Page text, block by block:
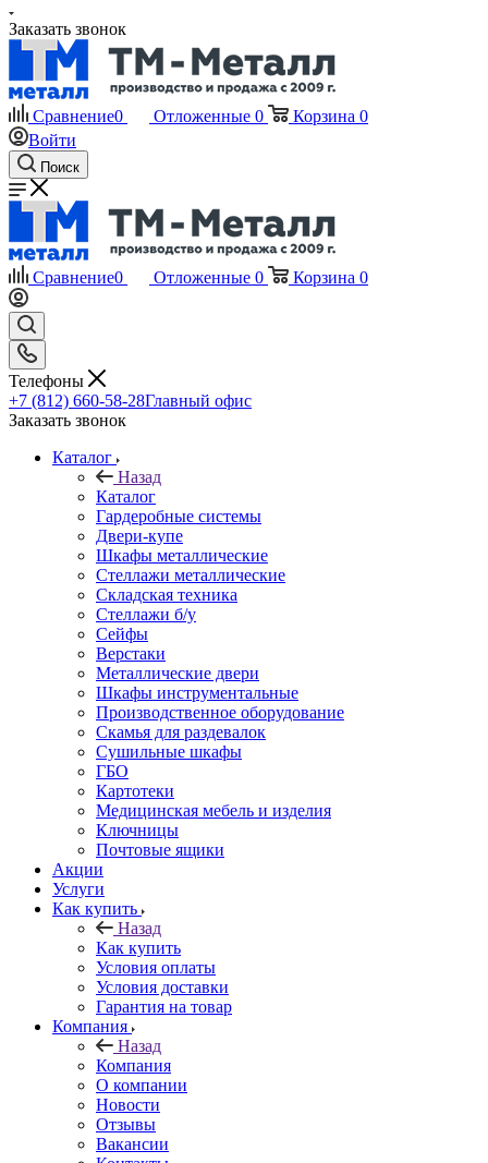
Заказать звонок
Сравнение0 Отложенные 0 Корзина 0
Войти
Поиск
Сравнение0 Отложенные 0 Корзина 0
Телефоны
+7 (812) 660-58-28Главный офис
Заказать звонок
Каталог
Назад
Каталог
Гардеробные системы
Двери-купе
Шкафы металлические
Стеллажи металлические
Складская техника
Стеллажи б/у
Сейфы
Верстаки
Металлические двери
Шкафы инструментальные
Производственное оборудование
Скамья для раздевалок
Сушильные шкафы
ГБО
Картотеки
Медицинская мебель и изделия
Ключницы
Почтовые ящики
Акции
Услуги
Как купить
Назад
Как купить
Условия оплаты
Условия доставки
Гарантия на товар
Компания
Назад
Компания
О компании
Новости
Отзывы
Вакансии